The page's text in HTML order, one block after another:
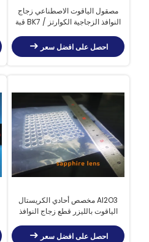
مصقول الياقوت الاصطناعي زجاج
النوافذ الزجاجية الكوارتز / BK7 قبة
احصل على افضل سعر
Al2O3 مخصص أحادي الكريستال
الياقوت بالليزر قطع زجاج النوافذ
احصل على افضل سعر